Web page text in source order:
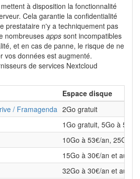
à disposition la fonctionnalité
Cela garantie la confidentialité
prestataire n'y a techniquement pas
nombreuses apps sont incompatibles
et en cas de panne, le risque de ne
vos données est augmenté.
de services Nextcloud
Espace disque
/ Framagenda 2Go gratuit
1Go gratuit, 5Go à 5€/
10Go à 53€/an, 25Go
15Go à 30€/an et autres
32Go à 30€/an et autres